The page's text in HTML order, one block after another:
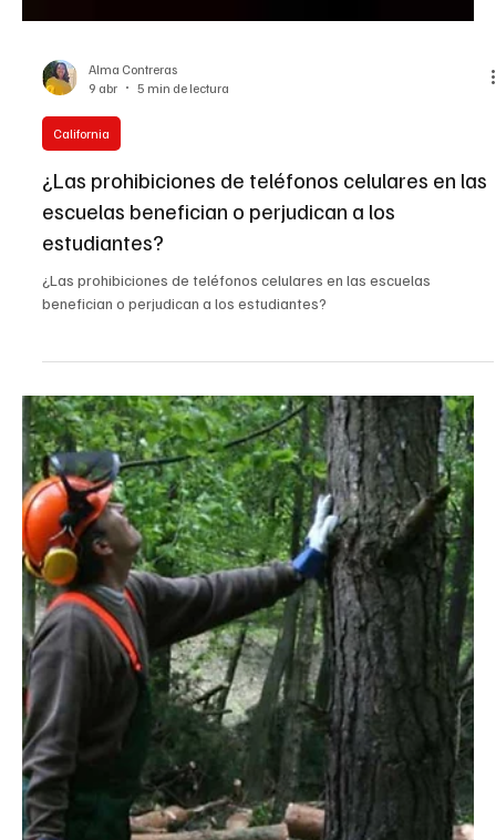
Alma Contreras
9 abr
5 min de lectura
¿Las prohibiciones de teléfonos celulares en las
¿Las prohibiciones de teléfonos celulares en las escuelas
benefician o perjudican a los estudiantes?